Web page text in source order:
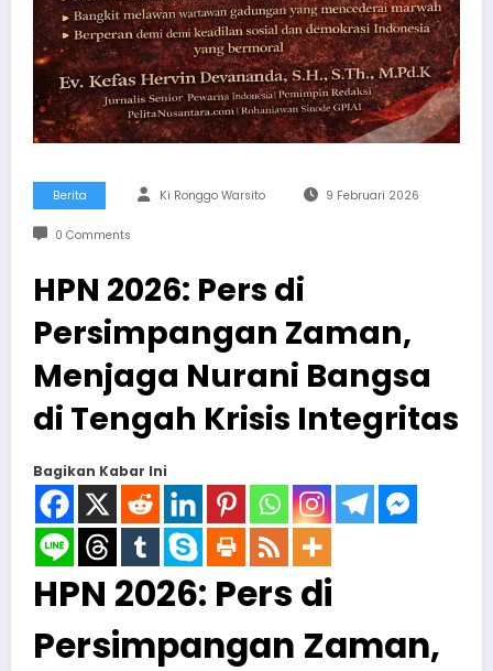
Berita Ki Ronggo Warsito 9 Februari 2026
0 Comments
HPN 2026: Pers di
Persimpangan Zaman,
Menjaga Nurani Bangsa
di Tengah Krisis Integritas
Bagikan Kabar Ini
HPN 2026: Pers di
Persimpangan Zaman,